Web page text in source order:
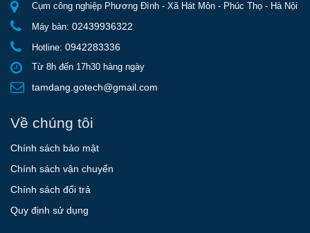
Cụm công nghiệp Phương Đình - Xã Hát Môn - Phúc Thọ - Hà Nội
Máy bàn: 02439936322
Hotline: 0942283336
Từ 8h đến 17h30 hàng ngày
tamdang.gotech@gmail.com
Về chúng tôi
Chính sách bảo mật
Chính sách vận chuyển
Chính sách đổi trả
Quy định sử dụng